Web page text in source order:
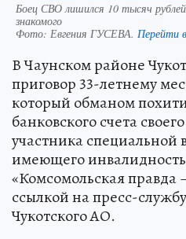
Боец СВО лишился 10 тысяч
знакомого
Фото: Евгения ГУСЕВА. Перейти
В Чаунском районе
приговор 33-летнему
который обманом
банковского счета
участника
имеющего
«Комсомольская правда
ссылкой на пресс-
Чукотского АО.